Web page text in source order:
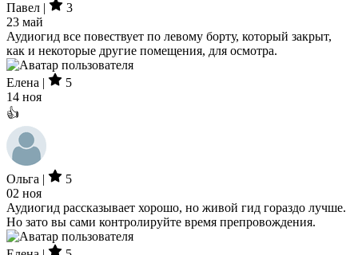
Павел |
3
23 май
Аудиогид все повествует по левому борту, который закрыт,
как и некоторые другие помещения, для осмотра.
Елена |
5
14 ноя
👍
Ольга |
5
02 ноя
Аудиогид рассказывает хорошо, но живой гид гораздо лучше.
Но зато вы сами контролируйте время препровождения.